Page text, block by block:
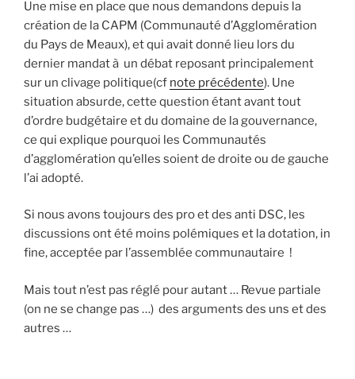
Une mise en place que nous demandons depuis la
création de la CAPM (Communauté d’Agglomération
du Pays de Meaux), et qui avait donné lieu lors du
dernier mandat à un débat reposant principalement
sur un clivage politique(cf note précédente). Une
situation absurde, cette question étant avant tout
d’ordre budgétaire et du domaine de la gouvernance,
ce qui explique pourquoi les Communautés
d’agglomération qu’elles soient de droite ou de gauche
l’ai adopté.
Si nous avons toujours des pro et des anti DSC, les
discussions ont été moins polémiques et la dotation, in
fine, acceptée par l’assemblée communautaire !
Mais tout n’est pas réglé pour autant … Revue partiale
(on ne se change pas …) des arguments des uns et des
autres …